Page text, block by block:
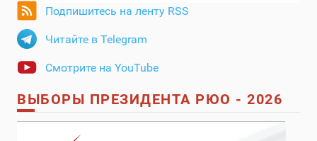
Подпишитесь на ленту RSS
Читайте в Telegram
Смотрите на YouTube
ВЫБОРЫ ПРЕЗИДЕНТА РЮО - 2026